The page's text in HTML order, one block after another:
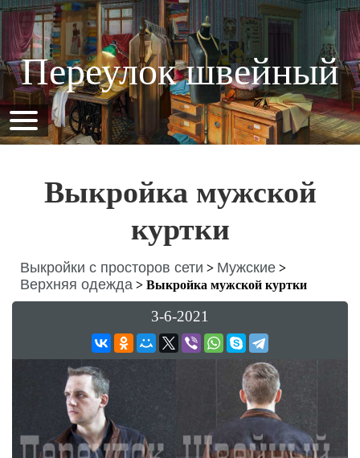
Переулок швейный
Выкройка мужской
куртки
Выкройки с просторов сети > Мужские >
Верхняя одежда > Выкройка мужской куртки
3-6-2021